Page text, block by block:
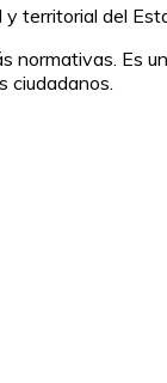
territorial del
Es
ciudadanos.